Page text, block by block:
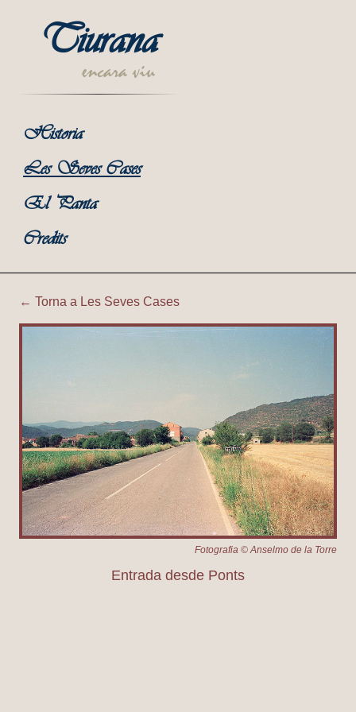
Tiurana
encara viu
Historia
Les Seves Cases
El Panta
Credits
Tiurana | Entrada desde
← Torna a Les Seves Cases
Fotografia © Anselmo de la Torre
Entrada desde Ponts